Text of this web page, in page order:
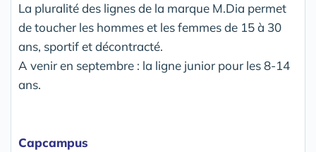
La pluralité des lignes de la marque M.Dia permet
de toucher les hommes et les femmes de 15 à 30
ans, sportif et décontracté.
A venir en septembre : la ligne junior pour les 8-14
ans.
Capcampus